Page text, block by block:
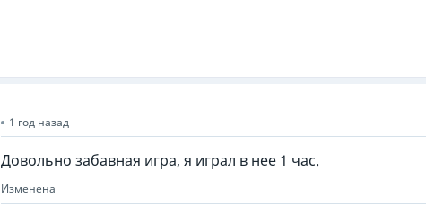
1 год назад
Довольно забавная игра, я играл в нее 1 час.
Изменена